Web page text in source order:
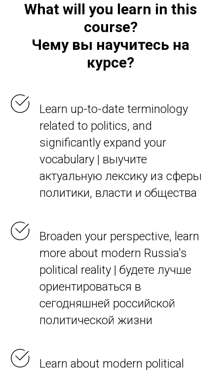
What will you learn in this
course?
Чему вы научитесь на
курсе?
Learn up-to-date terminology
related to politics, and
significantly expand your
vocabulary | выучите
актуальную лексику из сферы
политики, власти и общества
Broaden your perspective, learn
more about modern Russia's
political reality | будете лучше
ориентироваться в
сегодняшней российской
политической жизни
Learn about modern political